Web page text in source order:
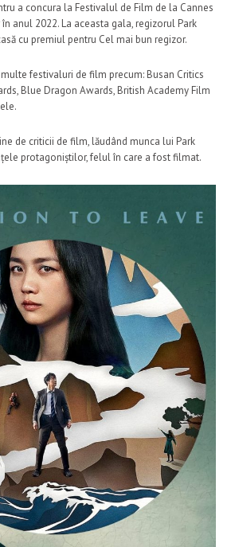
a concura la Festivalul de Film de la Cannes
în anul 2022. La aceasta gala, regizorul Park
cu premiul pentru Cel mai bun regizor.
festivaluri de film precum: Busan Critics
Blue Dragon Awards, British Academy Film
de criticii de film, lăudând munca lui Park
protagoniștilor, felul în care a fost filmat.